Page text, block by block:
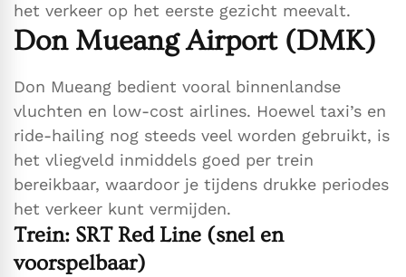
het verkeer op het eerste gezicht meevalt.
Don Mueang Airport (DMK)
Don Mueang bedient vooral binnenlandse
vluchten en low-cost airlines. Hoewel taxi’s en
ride-hailing nog steeds veel worden gebruikt, is
het vliegveld inmiddels goed per trein
bereikbaar, waardoor je tijdens drukke periodes
het verkeer kunt vermijden.
Trein: SRT Red Line (snel en
voorspelbaar)